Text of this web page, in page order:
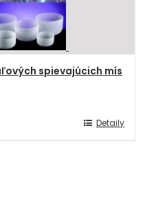
spievajúcich mís
Detaily